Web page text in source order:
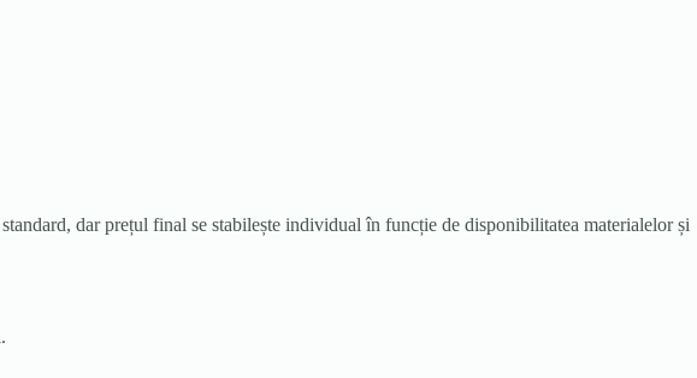
dar prețul final se stabilește individual în funcție de disponibilitatea materialelor și